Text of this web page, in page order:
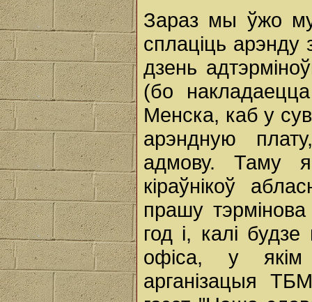
Зараз мы ўжо
сплаціць
дзень
(бо
Менска, каб у
арэндную
адмову. Таму
кіраўнікоў
прашу
год і, калі
офіса, у якім
арганізацыя